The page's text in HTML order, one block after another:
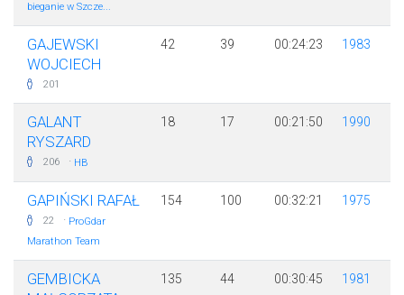
bieganie w Szcze...
GAJEWSKI
WOJCIECH
201
42 39 00:24:23 1983
GALANT
RYSZARD
206 · HB
18 17 00:21:50 1990
GAPIŃSKI RAFAŁ
22 · ProGdar
Marathon Team
154 100 00:32:21 1975
GEMBICKA
135 44 00:30:45 1981